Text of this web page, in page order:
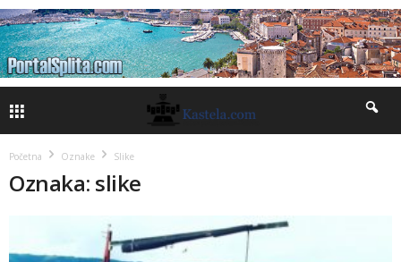
Početna Oznake Slike
Oznaka: slike